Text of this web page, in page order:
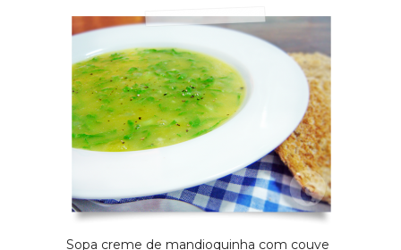
Sopa creme de mandioquinha com couve